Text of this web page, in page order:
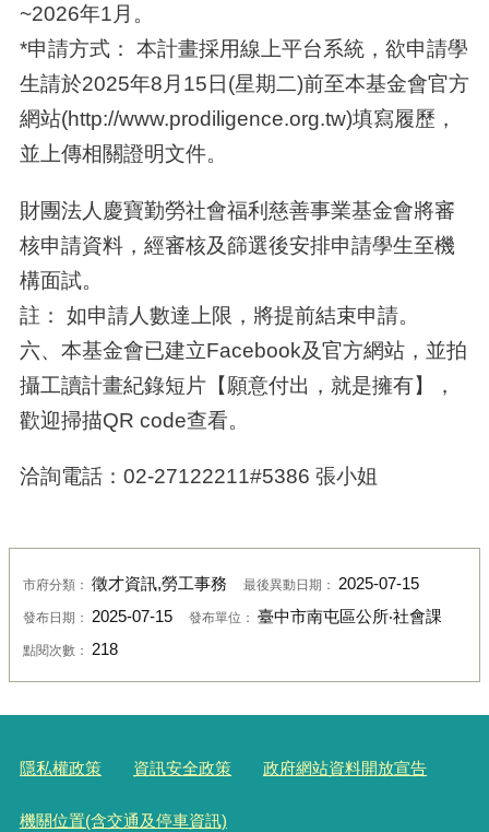
~2026年1月。
*申請方式： 本計畫採用線上平台系統，欲申請學
生請於2025年8月15日(星期二)前至本基金會官方
網站(http://www.prodiligence.org.tw)填寫履歷，
並上傳相關證明文件。
財團法人慶寶勤勞社會福利慈善事業基金會將審
核申請資料，經審核及篩選後安排申請學生至機
構面試。
註： 如申請人數達上限，將提前結束申請。
六、本基金會已建立Facebook及官方網站，並拍
攝工讀計畫紀錄短片【願意付出，就是擁有】，
歡迎掃描QR code查看。
洽詢電話：02-27122211#5386 張小姐
市府分類： 徵才資訊,勞工事務 最後異動日期： 2025-07-15
發布日期： 2025-07-15 發布單位： 臺中市南屯區公所‧社會課
點閱次數： 218
隱私權政策 資訊安全政策 政府網站資料開放宣告
機關位置(含交通及停車資訊)